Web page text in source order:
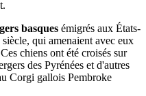
basques émigrés aux États-
qui amenaient avec eux
chiens ont été croisés sur
des Pyrénées et d'autres
Corgi gallois Pembroke